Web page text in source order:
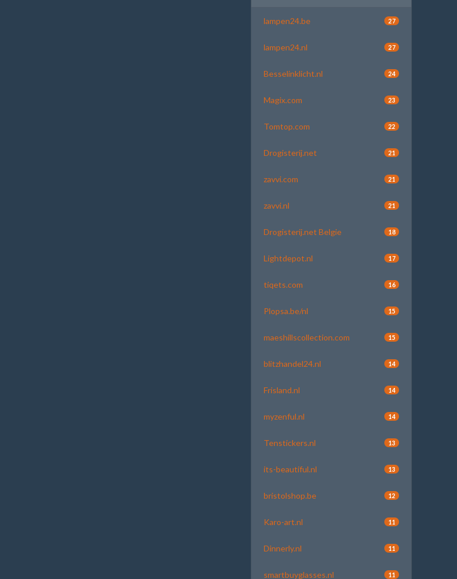
lampen24.be 27
lampen24.nl 27
Besselinklicht.nl 24
Magix.com 23
Tomtop.com 22
Drogisterij.net 21
zavvi.com 21
zavvi.nl 21
Drogisterij.net Belgie 18
Lightdepot.nl 17
tiqets.com 16
Plopsa.be/nl 15
maeshillscollection.com 15
blitzhandel24.nl 14
Frisland.nl 14
myzenful.nl 14
Tenstickers.nl 13
its-beautiful.nl 13
bristolshop.be 12
Karo-art.nl 11
Dinnerly.nl 11
smartbuyglasses.nl 11